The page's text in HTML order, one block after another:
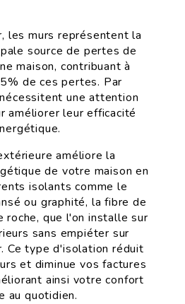
les murs représentent la
source de pertes de
maison, contribuant à
de ces pertes. Par
une attention
améliorer leur efficacité
améliore la
de votre maison en
isolants comme le
ou graphité, la fibre de
roche, que l'on installe sur
sans empiéter sur
Ce type d'isolation réduit
et diminue vos factures
ainsi votre confort
au quotidien.